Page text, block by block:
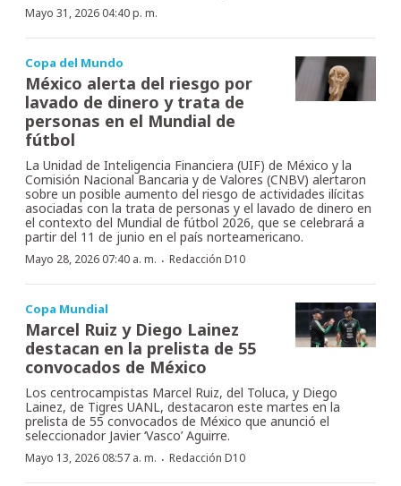
Mayo 31, 2026 04:40 p. m.
Copa del Mundo
México alerta del riesgo por
lavado de dinero y trata de
personas en el Mundial de
fútbol
La Unidad de Inteligencia Financiera (UIF) de México y la
Comisión Nacional Bancaria y de Valores (CNBV) alertaron
sobre un posible aumento del riesgo de actividades ilícitas
asociadas con la trata de personas y el lavado de dinero en
el contexto del Mundial de fútbol 2026, que se celebrará a
partir del 11 de junio en el país norteamericano.
Mayo 28, 2026 07:40 a. m. · Redacción D10
Copa Mundial
Marcel Ruiz y Diego Lainez
destacan en la prelista de 55
convocados de México
Los centrocampistas Marcel Ruiz, del Toluca, y Diego
Lainez, de Tigres UANL, destacaron este martes en la
prelista de 55 convocados de México que anunció el
seleccionador Javier ‘Vasco’ Aguirre.
Mayo 13, 2026 08:57 a. m. · Redacción D10